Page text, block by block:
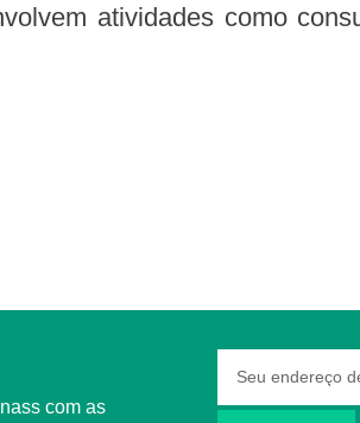
atividades como